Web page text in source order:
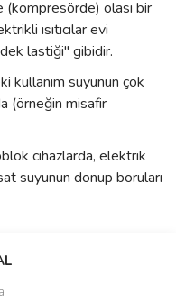
(kompresörde) olası bir
ısıtıcılar evi
lastiği" gibidir.
kullanım suyunun çok
(örneğin misafir
cihazlarda, elektrik
suyunun donup boruları